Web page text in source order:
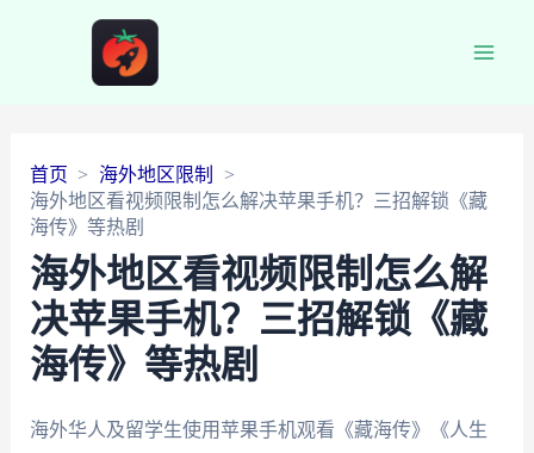
首页
海外地区限制
海外地区看视频限制怎么解决苹果手机？三招解锁《藏
海传》等热剧
海外地区看视频限制怎么解
决苹果手机？三招解锁《藏
海传》等热剧
海外华人及留学生使用苹果手机观看《藏海传》《人生